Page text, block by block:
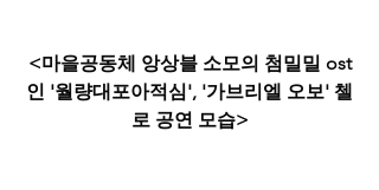
<마을공동체 앙상블 소모의 첨밀밀 ost
인 '월량대포아적심', '가브리엘 오보' 첼
로 공연 모습>